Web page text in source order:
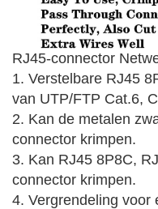
RJ45-connector
1. Verstelbare RJ45
van UTP/FTP Cat.6,
2. Kan de metalen
connector krimpen.
3. Kan RJ45 8P8C,
connector krimpen.
4. Vergrendeling voor